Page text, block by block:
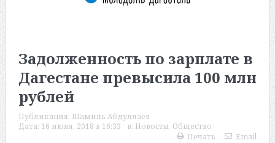
Задолженность по зарплате в
Дагестане превысила 100 млн
рублей
Публикация: Шамиль Абдуллаев
Дата: 16 июля, 2018 в 16:33 в: Новости, Общество
Печать
Email